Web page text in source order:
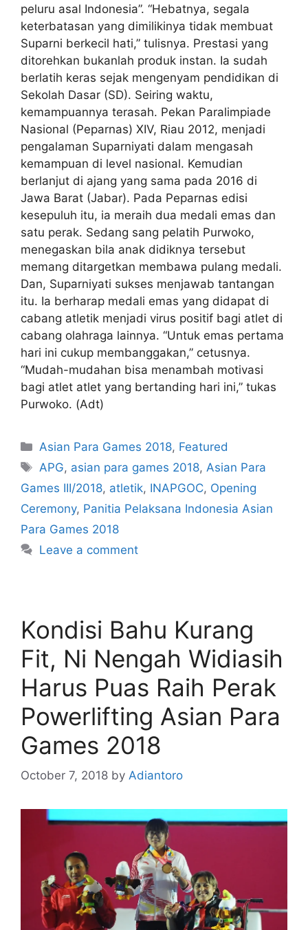
peluru asal Indonesia”. “Hebatnya, segala
keterbatasan yang dimilikinya tidak membuat
Suparni berkecil hati,” tulisnya. Prestasi yang
ditorehkan bukanlah produk instan. Ia sudah
berlatih keras sejak mengenyam pendidikan di
Sekolah Dasar (SD). Seiring waktu,
kemampuannya terasah. Pekan Paralimpiade
Nasional (Peparnas) XIV, Riau 2012, menjadi
pengalaman Suparniyati dalam mengasah
kemampuan di level nasional. Kemudian
berlanjut di ajang yang sama pada 2016 di
Jawa Barat (Jabar). Pada Peparnas edisi
kesepuluh itu, ia meraih dua medali emas dan
satu perak. Sedang sang pelatih Purwoko,
menegaskan bila anak didiknya tersebut
memang ditargetkan membawa pulang medali.
Dan, Suparniyati sukses menjawab tantangan
itu. Ia berharap medali emas yang didapat di
cabang atletik menjadi virus positif bagi atlet di
cabang olahraga lainnya. “Untuk emas pertama
hari ini cukup membanggakan,” cetusnya.
“Mudah-mudahan bisa menambah motivasi
bagi atlet atlet yang bertanding hari ini,” tukas
Purwoko. (Adt)
Asian Para Games 2018, Featured
APG, asian para games 2018, Asian Para
Games III/2018, atletik, INAPGOC, Opening
Ceremony, Panitia Pelaksana Indonesia Asian
Para Games 2018
Leave a comment
Kondisi Bahu Kurang
Fit, Ni Nengah Widiasih
Harus Puas Raih Perak
Powerlifting Asian Para
Games 2018
October 7, 2018 by Adiantoro